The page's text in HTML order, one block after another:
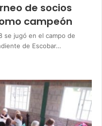
de socios
campeón
se jugó en el campo de
de Escobar…